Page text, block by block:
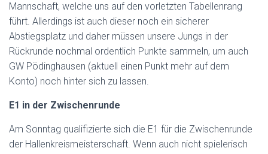
Mannschaft, welche uns auf den vorletzten Tabellenrang
führt. Allerdings ist auch dieser noch ein sicherer
Abstiegsplatz und daher müssen unsere Jungs in der
Rückrunde nochmal ordentlich Punkte sammeln, um auch
GW Pödinghausen (aktuell einen Punkt mehr auf dem
Konto) noch hinter sich zu lassen.
E1 in der Zwischenrunde
Am Sonntag qualifizierte sich die E1 für die Zwischenrunde
der Hallenkreismeisterschaft. Wenn auch nicht spielerisch